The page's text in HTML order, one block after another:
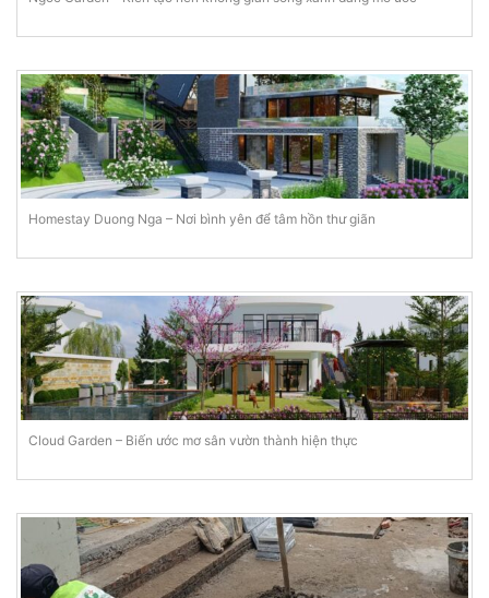
Homestay Duong Nga – Nơi bình yên để tâm hồn thư giãn
Cloud Garden – Biến ước mơ sân vườn thành hiện thực